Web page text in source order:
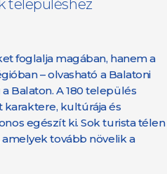
településhez
foglalja magában, hanem a
– olvasható a Balatoni
Balaton. A 180 település
karaktere, kultúrája és
egészít ki. Sok turista télen
amelyek tovább növelik a